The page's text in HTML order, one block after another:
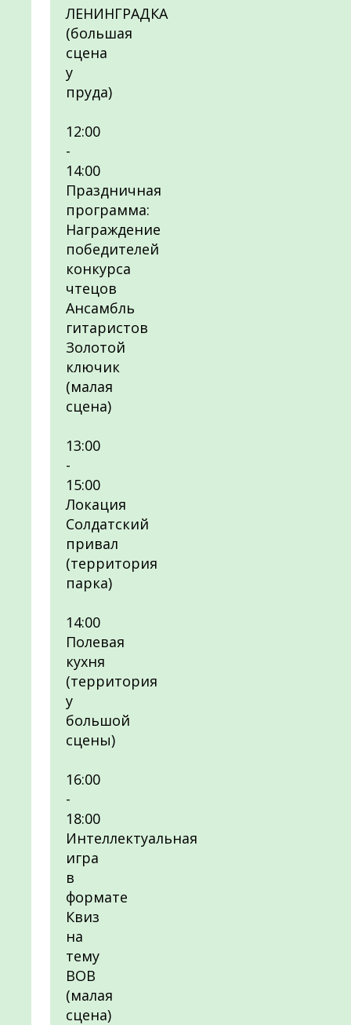
ЛЕНИНГРАДКА
(большая
сцена
у
пруда)
12:00
-
14:00
Праздничная
программа:
Награждение
победителей
конкурса
чтецов
Ансамбль
гитаристов
Золотой
ключик
(малая
сцена)
13:00
-
15:00
Локация
Солдатский
привал
(территория
парка)
14:00
Полевая
кухня
(территория
у
большой
сцены)
16:00
-
18:00
Интеллектуальная
игра
в
формате
Квиз
на
тему
ВОВ
(малая
сцена)